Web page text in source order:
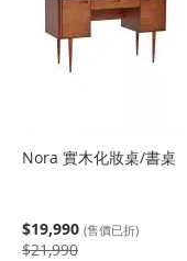
Nora 實木化妝桌/書桌
$19,990 (售價已折)
$21,990